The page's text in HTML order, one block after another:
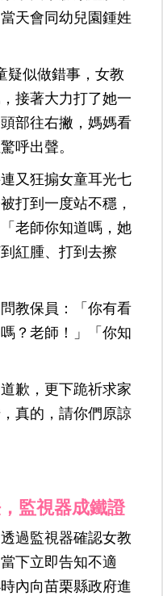
天會同幼兒園鍾姓
疑似做錯事，女教
接著大力打了她一
部往右撇，媽媽看
呼出聲。
又狂搧女童耳光七
打到一度站不穩，
老師你知道嗎，她
紅腫、打到去擦
教保員：「你有看
？老師！」「你知
歉，更下跪祈求家
真的，請你們原諒
監視器成鐵證
過監視器確認女教
下立即告知不適
內向苗栗縣政府進